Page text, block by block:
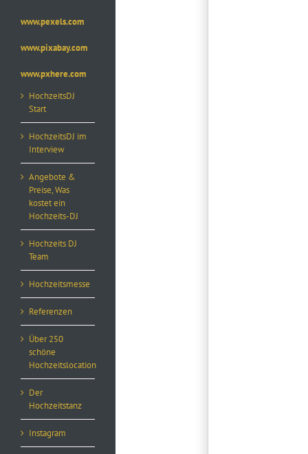
www.pexels.com
www.pixabay.com
www.pxhere.com
HochzeitsDJ
Start
HochzeitsDJ im
Interview
Angebote &
Preise, Was
kostet ein
Hochzeits-DJ
Hochzeits DJ
Team
Hochzeitsmesse
Referenzen
Über 250
schöne
Hochzeitslocation
Der
Hochzeitstanz
Instagram